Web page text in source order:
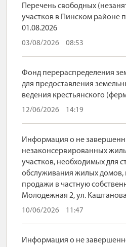
Перечень свободных
участков в Пинском районе
01.08.2026
03/08/2026 08:53
Фонд перераспределения
для предоставления
ведения крестьянского
12/06/2026 14:19
Информация о не
незаконсервированных
участков, необходимых для
обслуживания жилых домов,
продажи в частную
Молодежная 2, ул.
10/06/2026 11:47
Информация о не